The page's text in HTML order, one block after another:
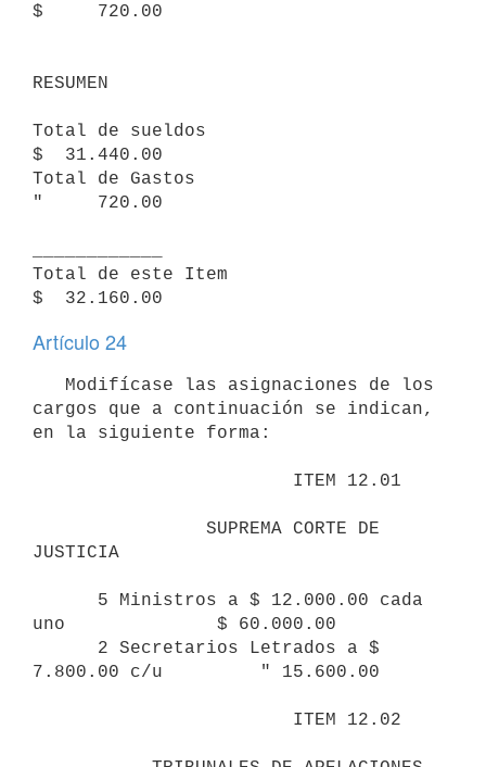
$     720.00
RESUMEN
Total de sueldos
$  31.440.00
Total de Gastos
"     720.00
Total de este Item
$  32.160.00
Artículo 24
cargos que a continuación se indican,
en la siguiente forma:
JUSTICIA
uno              $ 60.000.00
7.800.00 c/u         " 15.600.00